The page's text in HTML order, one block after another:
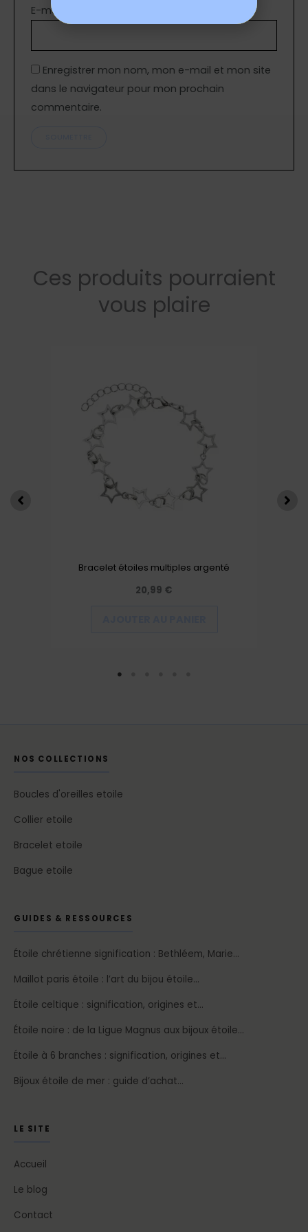
E-mail
Enregistrer mon nom, mon e-mail et mon site
dans le navigateur pour mon prochain
commentaire.
Ces produits pourraient
vous plaire
Bracelet étoiles multiples argenté
20,99 €
NOS COLLECTIONS
Boucles d'oreilles etoile
Collier etoile
Bracelet etoile
Bague etoile
GUIDES & RESSOURCES
Étoile chrétienne signification : Bethléem, Marie…
Maillot paris étoile : l’art du bijou étoile…
Étoile celtique : signification, origines et…
Étoile noire : de la Ligue Magnus aux bijoux étoile…
Étoile à 6 branches : signification, origines et…
Bijoux étoile de mer : guide d’achat…
LE SITE
Accueil
Le blog
Contact